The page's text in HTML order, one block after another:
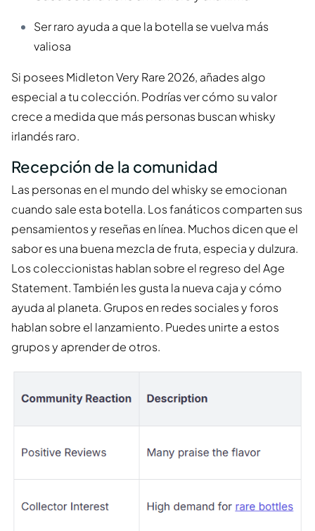
Ser raro ayuda a que la botella se vuelva más
valiosa
Si posees Midleton Very Rare 2026, añades algo
especial a tu colección. Podrías ver cómo su valor
crece a medida que más personas buscan whisky
irlandés raro.
Recepción de la comunidad
Las personas en el mundo del whisky se emocionan
cuando sale esta botella. Los fanáticos comparten sus
pensamientos y reseñas en línea. Muchos dicen que el
sabor es una buena mezcla de fruta, especia y dulzura.
Los coleccionistas hablan sobre el regreso del Age
Statement. También les gusta la nueva caja y cómo
ayuda al planeta. Grupos en redes sociales y foros
hablan sobre el lanzamiento. Puedes unirte a estos
grupos y aprender de otros.